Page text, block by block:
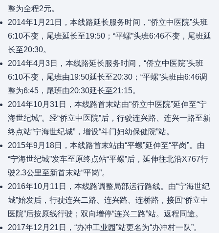
整为全程2元。
2014年1月21日，本线路延长服务时间，“侨立中医院”头班
6:10不变，尾班延长至19:50；“平螺”头班6:46不变，尾班延
长至20:30。
2014年4月3日，本线路延长服务时间，“侨立中医院”头班
6:10不变，尾班由19:50延长至20:30；“平螺”头班由6:46调
整为6:45，尾班由20:30延长至21:15。
2014年10月31日，本线路首末站由“侨立中医院”延伸至“宁
海世纪城”。经“侨立中医院”后，行驶连兴路、连兴一路至新
终点站“宁海世纪城”，增设“斗门妇幼保健院”站。
2015年9月18日，本线路首末站由“平螺”延伸至“平岗”。由
“宁海世纪城”发车至原终点站“平螺”后，延伸往北沿X767行
驶2.3公里至新首末站“平岗”。
2016年10月11日，本线路调整局部运行路线。由“宁海世纪
城”始发后，行驶连兴二路、连兴路、连桥路，接回“侨立中
医院”后按原线行驶；双向增停“连兴二路”站。返程同途。
2017年12月21日，“办冲工业园”站更名为“办冲村一队”。